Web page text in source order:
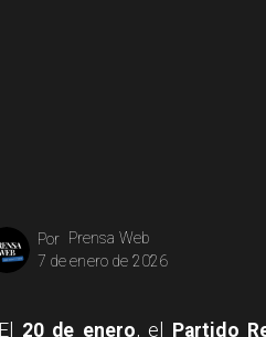
Prensa Web
Por
7 de enero de 2026
El 20 de enero, el Partido